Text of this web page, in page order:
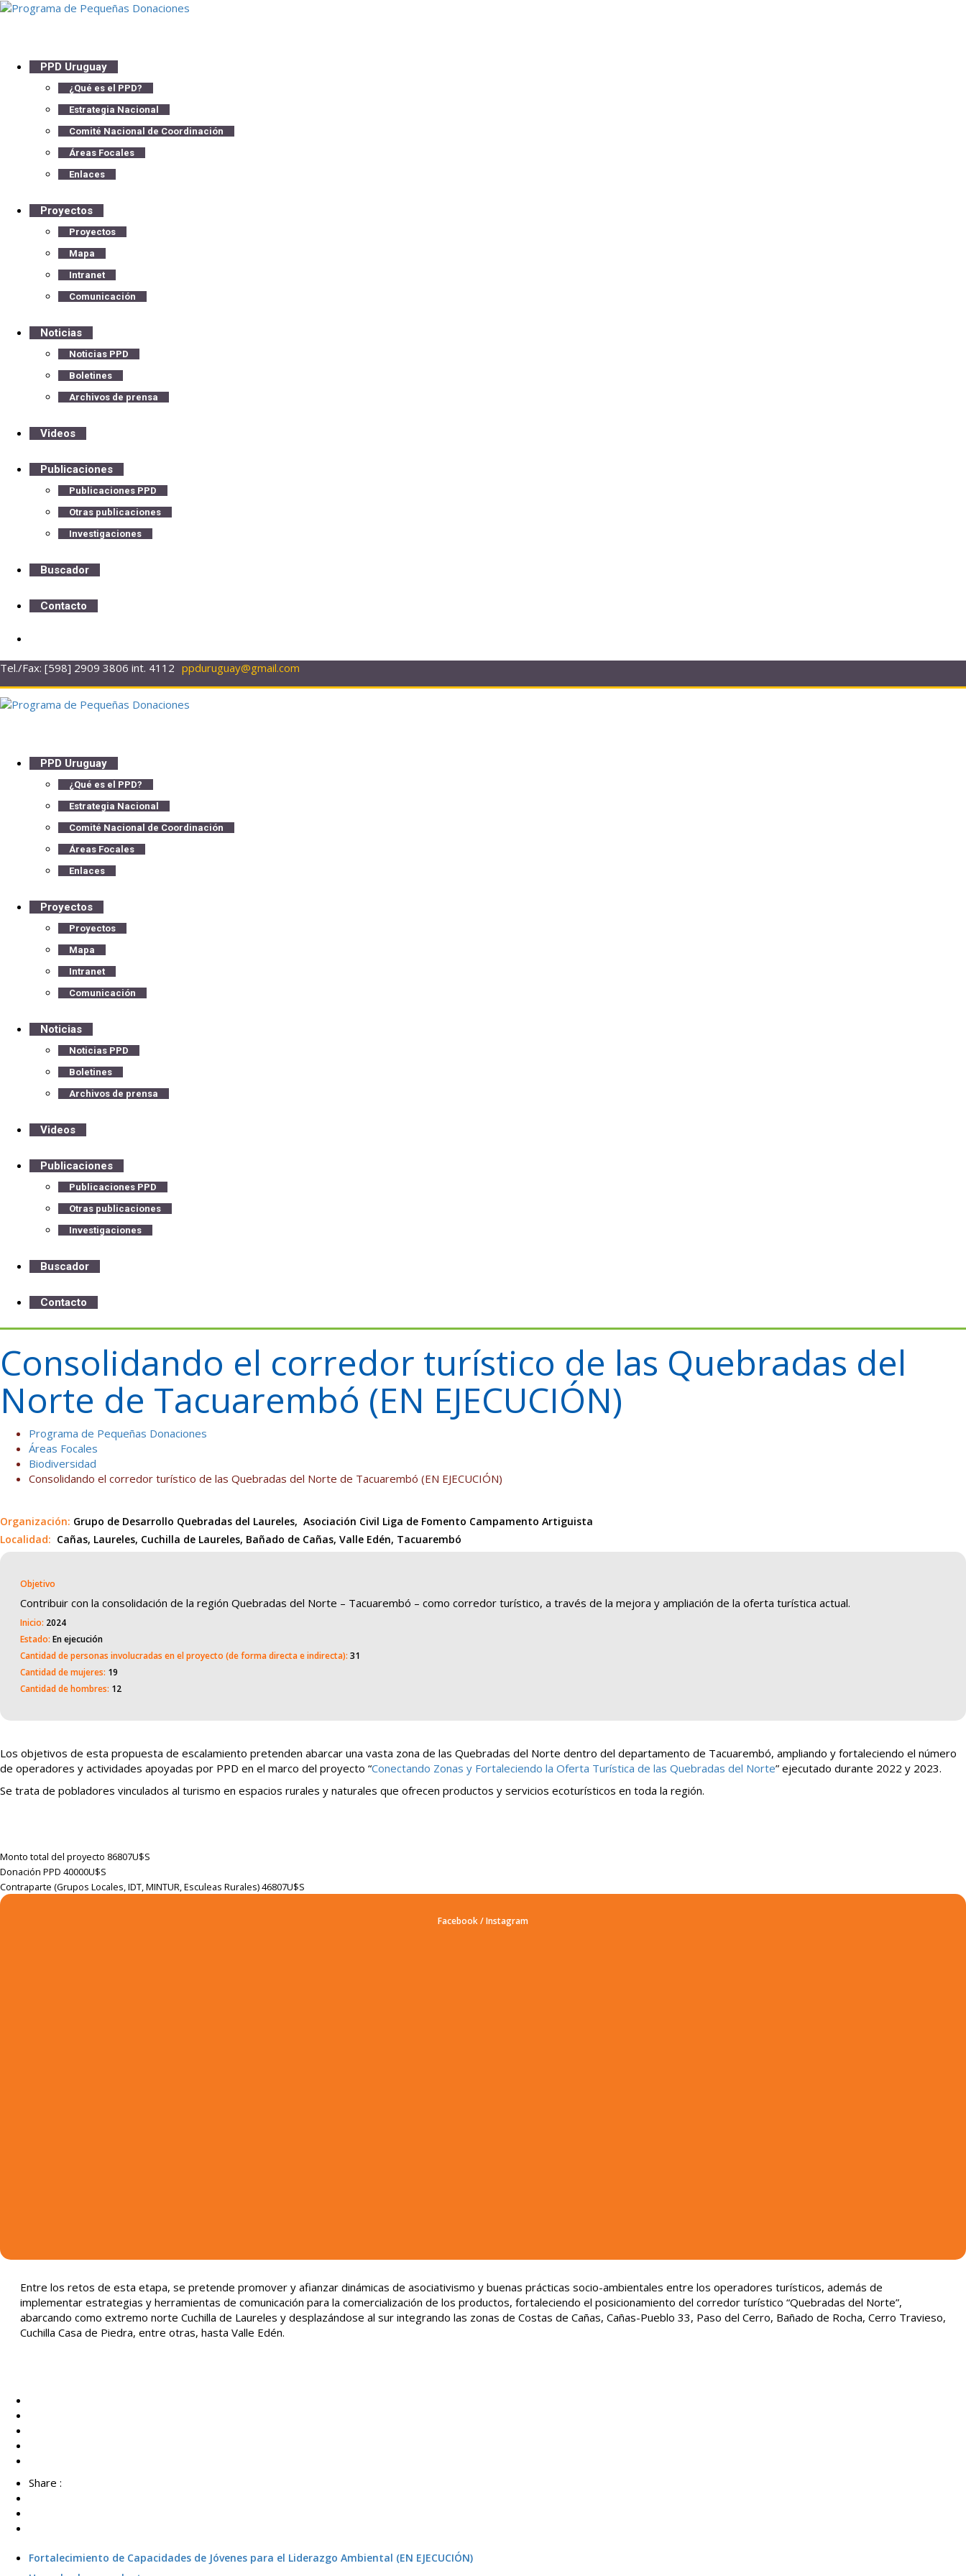
PPD Uruguay
¿Qué es el PPD?
Estrategia Nacional
Comité Nacional de Coordinación
Áreas Focales
Enlaces
Proyectos
Proyectos
Mapa
Intranet
Comunicación
Noticias
Noticias PPD
Boletines
Archivos de prensa
Videos
Publicaciones
Publicaciones PPD
Otras publicaciones
Investigaciones
Buscador
Contacto
Tel./Fax: [598] 2909 3806 int. 4112 ppduruguay@gmail.com
PPD Uruguay
¿Qué es el PPD?
Estrategia Nacional
Comité Nacional de Coordinación
Áreas Focales
Enlaces
Proyectos
Proyectos
Mapa
Intranet
Comunicación
Noticias
Noticias PPD
Boletines
Archivos de prensa
Videos
Publicaciones
Publicaciones PPD
Otras publicaciones
Investigaciones
Buscador
Contacto
Consolidando el corredor turístico de las Quebradas del
Norte de Tacuarembó (EN EJECUCIÓN)
Programa de Pequeñas Donaciones
Áreas Focales
Biodiversidad
Consolidando el corredor turístico de las Quebradas del Norte de Tacuarembó (EN EJECUCIÓN)
Organización: Grupo de Desarrollo Quebradas del Laureles, Asociación Civil Liga de Fomento Campamento Artiguista
Localidad: Cañas, Laureles, Cuchilla de Laureles, Bañado de Cañas, Valle Edén, Tacuarembó
Objetivo
Contribuir con la consolidación de la región Quebradas del Norte – Tacuarembó – como corredor turístico, a través de la mejora y ampliación de la oferta turística actual.
Inicio: 2024
Estado: En ejecución
Cantidad de personas involucradas en el proyecto (de forma directa e indirecta): 31
Cantidad de mujeres: 19
Cantidad de hombres: 12
Los objetivos de esta propuesta de escalamiento pretenden abarcar una vasta zona de las Quebradas del Norte dentro del departamento de Tacuarembó, ampliando y fortaleciendo el número
de operadores y actividades apoyadas por PPD en el marco del proyecto “Conectando Zonas y Fortaleciendo la Oferta Turística de las Quebradas del Norte” ejecutado durante 2022 y 2023.
Se trata de pobladores vinculados al turismo en espacios rurales y naturales que ofrecen productos y servicios ecoturísticos en toda la región.
Monto total del proyecto 86807U$S
Donación PPD 40000U$S
Contraparte (Grupos Locales, IDT, MINTUR, Esculeas Rurales)46807U$S
Facebook/Instagram
Entre los retos de esta etapa, se pretende promover y afianzar dinámicas de asociativismo y buenas prácticas socio-ambientales entre los operadores turísticos, además de
implementar estrategias y herramientas de comunicación para la comercialización de los productos, fortaleciendo el posicionamiento del corredor turístico “Quebradas del Norte”,
abarcando como extremo norte Cuchilla de Laureles y desplazándose al sur integrando las zonas de Costas de Cañas, Cañas-Pueblo 33, Paso del Cerro, Bañado de Rocha, Cerro Travieso,
Cuchilla Casa de Piedra, entre otras, hasta Valle Edén.
Share :
Fortalecimiento de Capacidades de Jóvenes para el Liderazgo Ambiental (EN EJECUCIÓN)